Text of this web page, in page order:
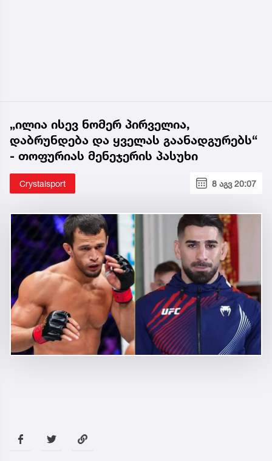
„ილია ისევ ნომერ პირველია,
დაბრუნდება და ყველას გაანადგურებს“
- თოფურიას მენეჯერის პასუხი
Crystalsport 8 აგვ 20:07